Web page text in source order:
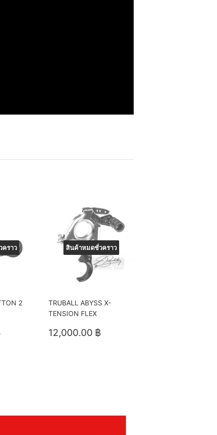
ราว
2
15,500.00
สินค้าหมดชั่วคราว
TRUBALL ABYSS X-
TENSION FLEX
ราคา
ปกติ
12,000.00 ฿